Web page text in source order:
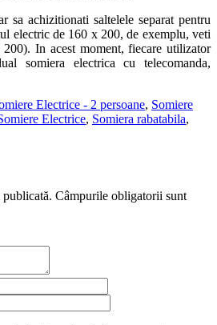
sa achizitionati saltelele separat pentru
electric de 160 x 200, de exemplu, veti
In acest moment, fiecare utilizator
somiera electrica cu telecomanda,
Electrice - 2 persoane, Somiere
Electrice, Somiera rabatabila,
Câmpurile obligatorii sunt